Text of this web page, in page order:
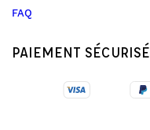
FAQ
PAIEMENT SÉCURISÉ